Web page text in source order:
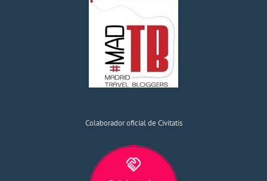
Colaborador oficial de Civitatis